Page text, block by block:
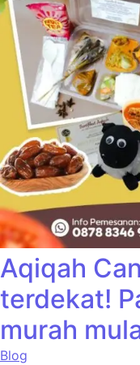
Aqiqah
terdekat!
murah
Blog